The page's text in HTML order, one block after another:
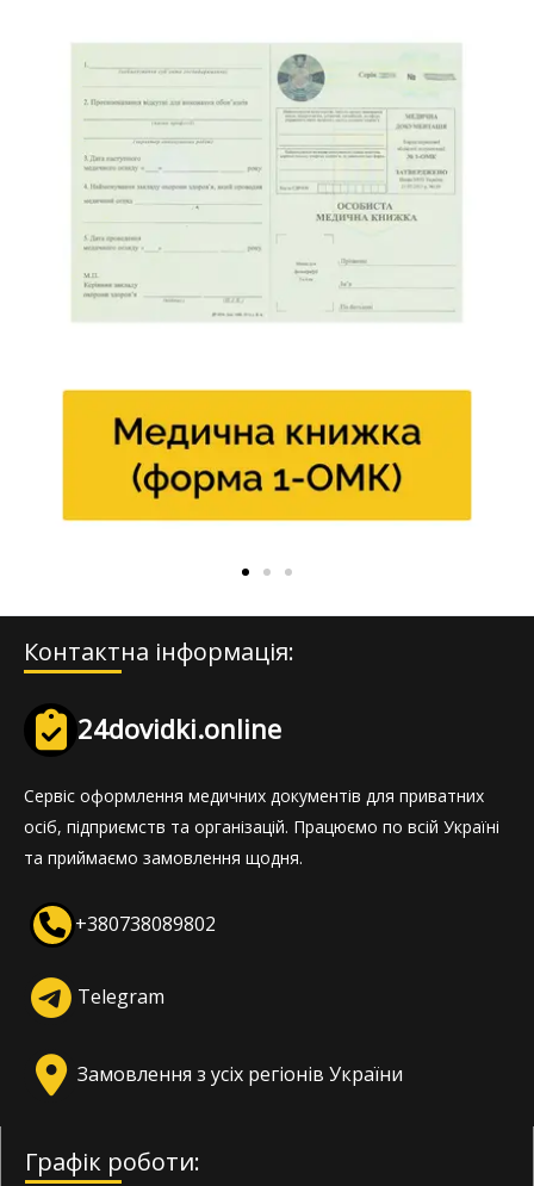
Контактна інформація:
24dovidki.online
Сервіс оформлення медичних документів для приватних
осіб, підприємств та організацій. Працюємо по всій Україні
та приймаємо замовлення щодня.
+380738089802
Telegram
Замовлення з усіх регіонів України
Графік роботи: